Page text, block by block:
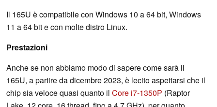
Il 165U è compatibile con Windows 10 a 64 bit, Windows
11 a 64 bit e con molte distro Linux.
Prestazioni
Anche se non abbiamo modo di sapere come sarà il
165U, a partire da dicembre 2023, è lecito aspettarsi che il
chip sia veloce quasi quanto il Core i7-1350P (Raptor